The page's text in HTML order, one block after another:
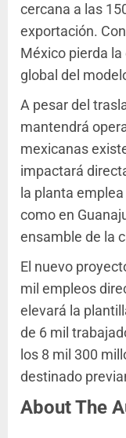
cercana a las
exportación.
México pierda
global del
A pesar del
mantendrá
mexicanas
impactará
la planta
como en
ensamble de la
El nuevo
mil empleos
elevará la
de 6 mil
los 8 mil 300
destinado
About The